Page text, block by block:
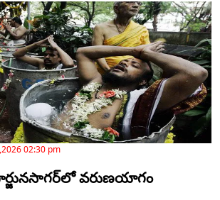
02:30 pm
వరుణయాగం